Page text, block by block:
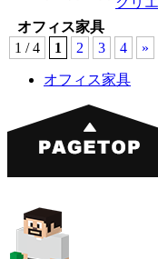
オフィス家具
1 / 4 1 2 3 4 »
オフィス家具